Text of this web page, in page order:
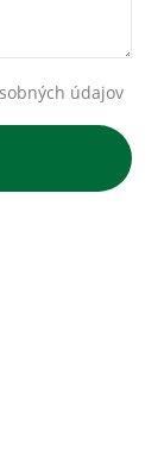
údajov